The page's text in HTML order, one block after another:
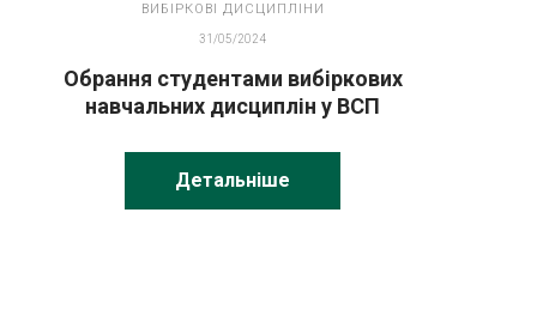
ВИБІРКОВІ ДИСЦИПЛІНИ
31/05/2024
Обрання студентами вибіркових
навчальних дисциплін у ВСП
університету»
Детальніше